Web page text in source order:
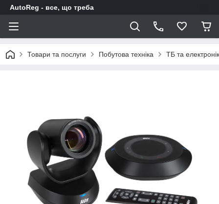
AutoReg - все, що треба
Товари та послуги Побутова техніка ТБ та